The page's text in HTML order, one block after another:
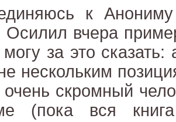
к
Осилил вчера
за это сказать:
нескольким
очень скромный
(пока вся